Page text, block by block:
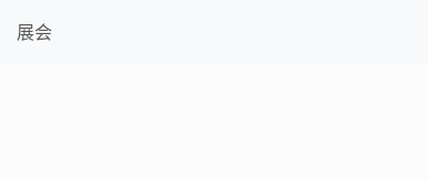
展会